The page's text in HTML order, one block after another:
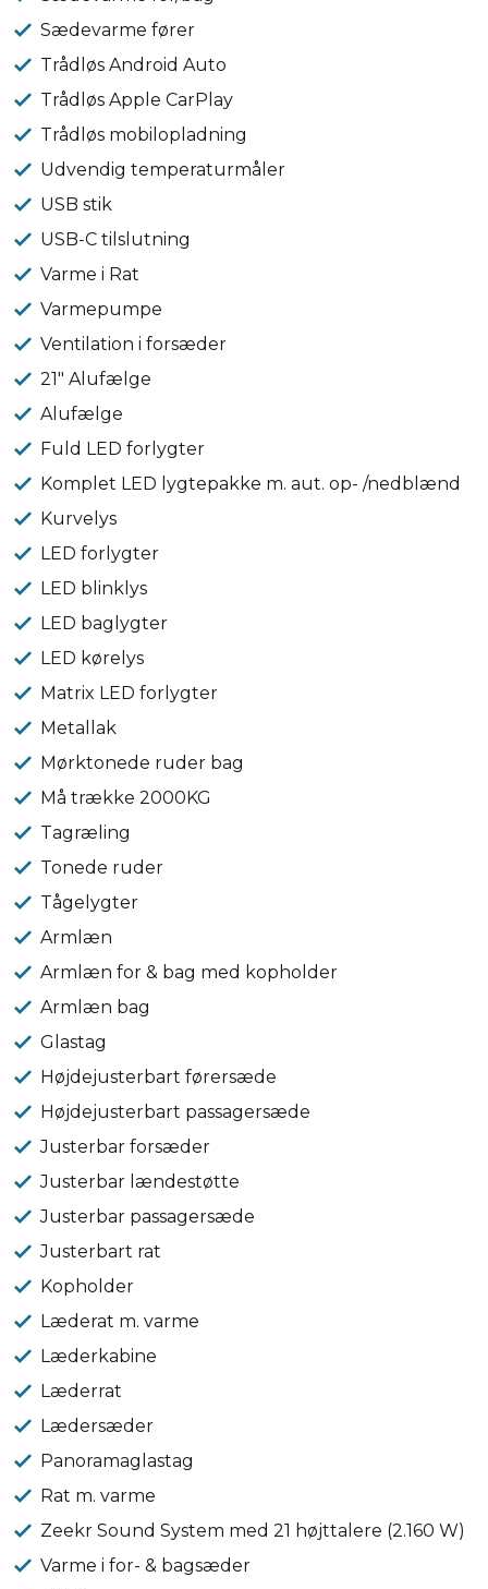
Sædevarme fører
Trådløs Android Auto
Trådløs Apple CarPlay
Trådløs mobilopladning
Udvendig temperaturmåler
USB stik
USB-C tilslutning
Varme i Rat
Varmepumpe
Ventilation i forsæder
21" Alufælge
Alufælge
Fuld LED forlygter
Komplet LED lygtepakke m. aut. op- /nedblænd
Kurvelys
LED forlygter
LED blinklys
LED baglygter
LED kørelys
Matrix LED forlygter
Metallak
Mørktonede ruder bag
Må trække 2000KG
Tagræling
Tonede ruder
Tågelygter
Armlæn
Armlæn for & bag med kopholder
Armlæn bag
Glastag
Højdejusterbart førersæde
Højdejusterbart passagersæde
Justerbar forsæder
Justerbar lændestøtte
Justerbar passagersæde
Justerbart rat
Kopholder
Læderat m. varme
Læderkabine
Læderrat
Lædersæder
Panoramaglastag
Rat m. varme
Zeekr Sound System med 21 højttalere (2.160 W)
Varme i for- & bagsæder